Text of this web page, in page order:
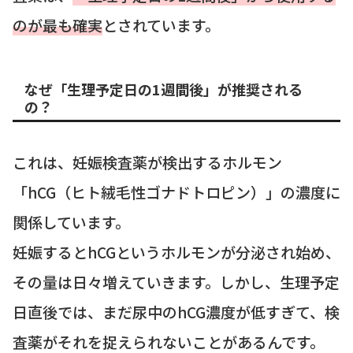
のが最も確実とされています。
なぜ「生理予定日の1週間後」が推奨される
の？
これは、妊娠検査薬が検出するホルモン
「hCG（ヒト絨毛性ゴナドトロピン）」の濃度に
関係しています。
妊娠するとhCGというホルモンが分泌され始め、
その量は日々増えていきます。しかし、生理予定
日直後では、まだ尿中のhCG濃度が低すぎて、検
査薬がそれを捉えられないことがあるんです。